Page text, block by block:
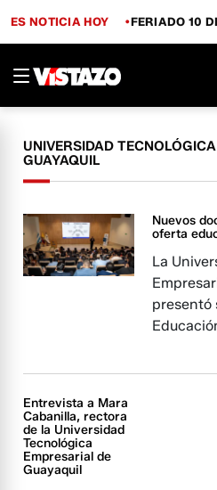
ES NOTICIA HOY FERIADO 10
UNIVERSIDAD
GUAYAQUIL
Nuevos
oferta
La
presentó
Entrevista a Mara
Cabanilla, rectora
de la Universidad
Tecnológica
Empresarial de
Guayaquil